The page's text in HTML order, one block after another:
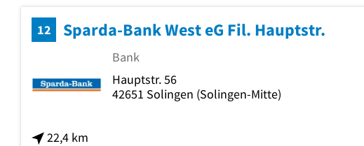
12 Sparda-Bank West eG Fil. Hauptstr.
22,4 km
Bank
Hauptstr. 56
42651 Solingen (Solingen-Mitte)